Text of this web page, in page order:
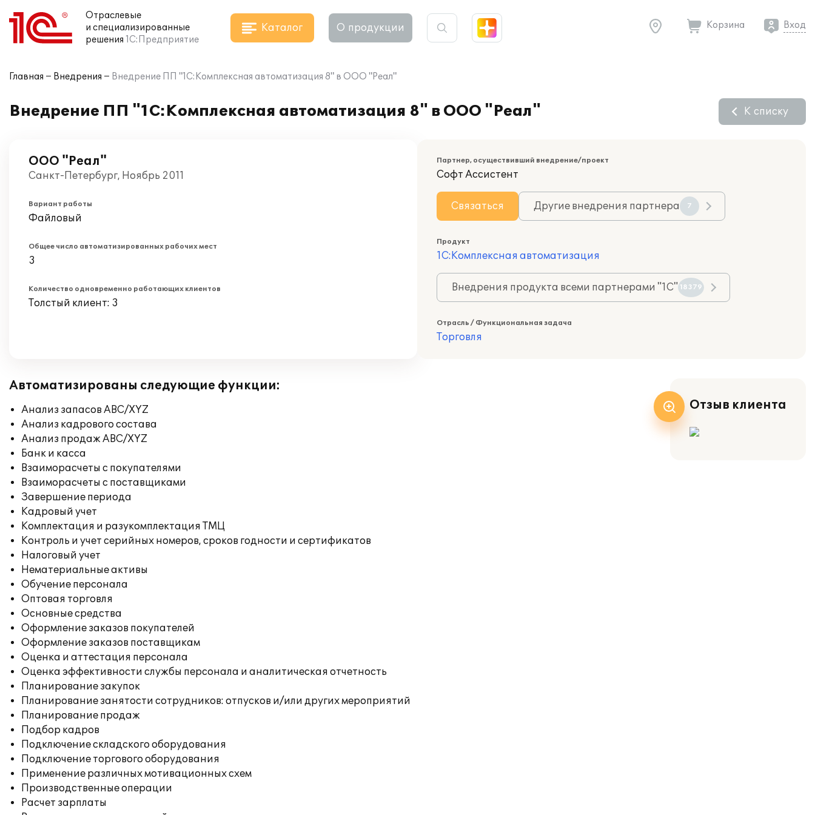
Отраслевые
и специализированные
решения 1С:Предприятие
Каталог О продукции Корзина Вход
Главная Внедрения Внедрение ПП "1C:Комплексная автоматизация 8" в ООО "Реал"
Внедрение ПП "1C:Комплексная автоматизация 8" в ООО "Реал" К списку
ООО "Реал"
Санкт-Петербург, Ноябрь 2011
Вариант работы
Файловый
Общее число автоматизированных рабочих мест
3
Количество одновременно работающих клиентов
Толстый клиент: 3
Партнер, осуществивший внедрение/проект
Софт Ассистент
Связаться Другие внедрения партнера 7
Продукт
1С:Комплексная автоматизация
Внедрения продукта всеми партнерами "1С" 18379
Отрасль / Функциональная задача
Торговля
Автоматизированы следующие функции:
Анализ запасов ABC/XYZ
Анализ кадрового состава
Анализ продаж ABC/XYZ
Банк и касса
Взаиморасчеты с покупателями
Взаиморасчеты с поставщиками
Завершение периода
Кадровый учет
Комплектация и разукомплектация ТМЦ
Контроль и учет серийных номеров, сроков годности и сертификатов
Налоговый учет
Нематериальные активы
Обучение персонала
Оптовая торговля
Основные средства
Оформление заказов покупателей
Оформление заказов поставщикам
Оценка и аттестация персонала
Оценка эффективности службы персонала и аналитическая отчетность
Планирование закупок
Планирование занятости сотрудников: отпусков и/или других мероприятий
Планирование продаж
Подбор кадров
Подключение складского оборудования
Подключение торгового оборудования
Применение различных мотивационных схем
Производственные операции
Расчет зарплаты
Отзыв клиента